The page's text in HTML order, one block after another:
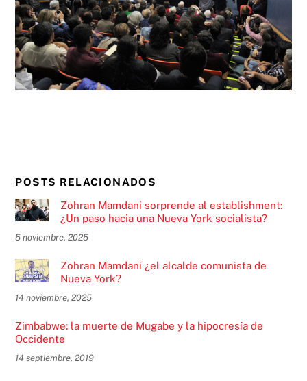
POSTS RELACIONADOS
Zohran Mamdani sorprende al establishment:
¿Un paso hacia una Nueva York socialista?
5 noviembre, 2025
Zohran Mamdani ¿el alcalde comunista de
Nueva York?
14 noviembre, 2025
Zimbabwe: la muerte de Mugabe y la hipocresía de
Occidente
14 septiembre, 2019